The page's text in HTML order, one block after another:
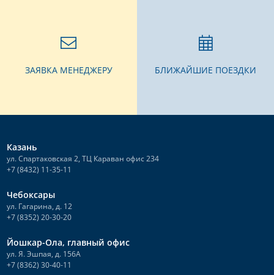
ЗАЯВКА МЕНЕДЖЕРУ БЛИЖАЙШИЕ ПОЕЗДКИ
Казань
ул. Спартаковская 2, ТЦ Караван офис 234
+7 (8432) 11-35-11
Чебоксары
ул. Гагарина, д. 12
+7 (8352) 20-30-20
Йошкар-Ола, главный офис
ул. Я. Эшпая, д. 156А
+7 (8362) 30-40-11